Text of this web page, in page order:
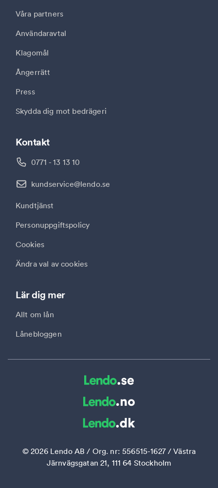
Lär dig mer
Allt om lån
Lånebloggen
Kontakt
0771 - 13 13 10
kundservice@lendo.se
Kundtjänst
Personuppgiftspolicy
Cookies
Ändra val av cookies
Våra partners
Användaravtal
Klagomål
Ångerrätt
Press
Skydda dig mot bedrägeri
©2026Lendo AB / Org. nr: 556515-1627 / Västra
Järnvägsgatan 21, 111 64 Stockholm